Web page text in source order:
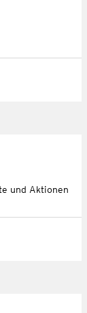
und Aktionen